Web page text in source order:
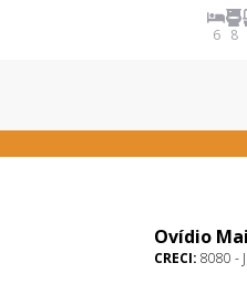
de área construída.
Características de cada casa: Sala ampla
6 8
Ovídio
CRECI: 8080 - J